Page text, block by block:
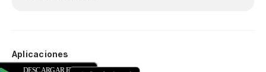
Aplicaciones